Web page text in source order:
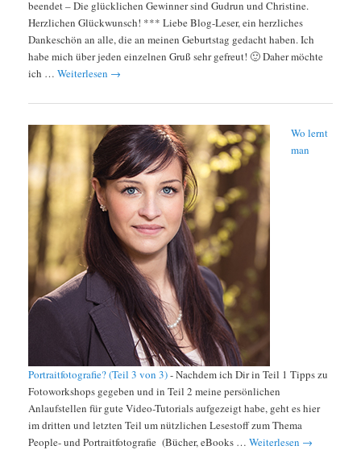
beendet – Die glücklichen Gewinner sind Gudrun und Christine.
Herzlichen Glückwunsch! *** Liebe Blog-Leser, ein herzliches
Dankeschön an alle, die an meinen Geburtstag gedacht haben. Ich
habe mich über jeden einzelnen Gruß sehr gefreut! 🙂 Daher möchte
ich … Weiterlesen →
Wo lernt
man
Portraitfotografie? (Teil 3 von 3)-Nachdem ich Dir in Teil 1 Tipps zu
Fotoworkshops gegeben und in Teil 2 meine persönlichen
Anlaufstellen für gute Video-Tutorials aufgezeigt habe, geht es hier
im dritten und letzten Teil um nützlichen Lesestoff zum Thema
People- und Portraitfotografie (Bücher, eBooks … Weiterlesen →